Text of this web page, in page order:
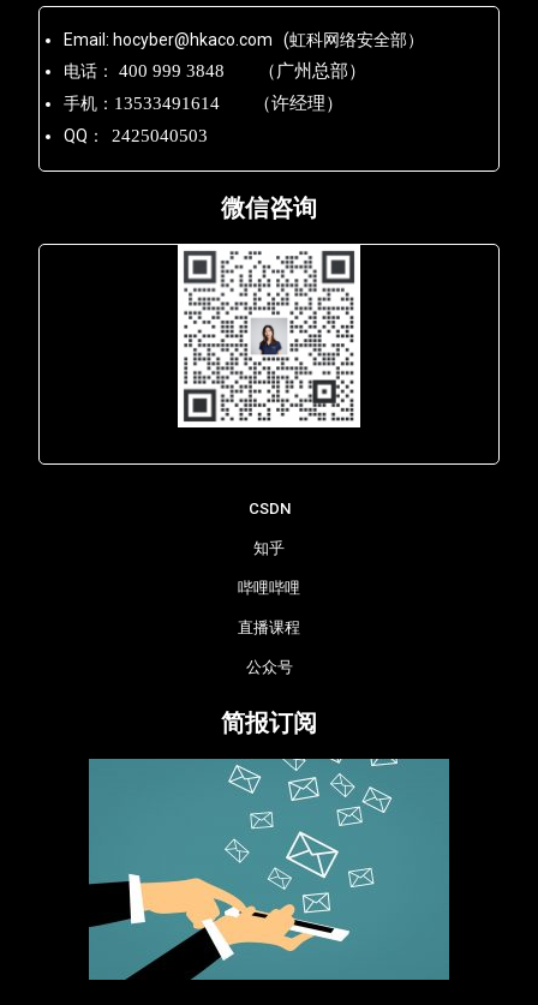
Email: hocyber@hkaco.com (虹科网络安全部）
电话：
400 999 3848 （广州总部）
手机： 13533491614 （许经理）
QQ： 2425040503
微信咨询
CSDN
知乎
哔哩哔哩
直播课程
公众号
简报订阅